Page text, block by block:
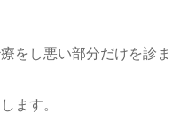
をし悪い部分だけを診ま
ます。